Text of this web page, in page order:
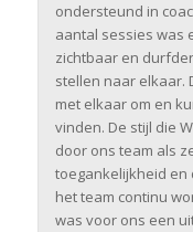
ondersteund in
aantal sessies was
zichtbaar en
stellen naar elkaar.
met elkaar om en
vinden. De stijl die
door ons team als
toegankelijkheid en
het team continu
was voor ons een